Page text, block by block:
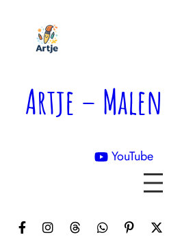
springen
Artje – Malen
YouTube
